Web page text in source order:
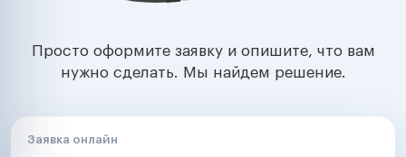
Просто оформите заявку и опишите, что вам
нужно сделать. Мы найдем решение.
Заявка онлайн